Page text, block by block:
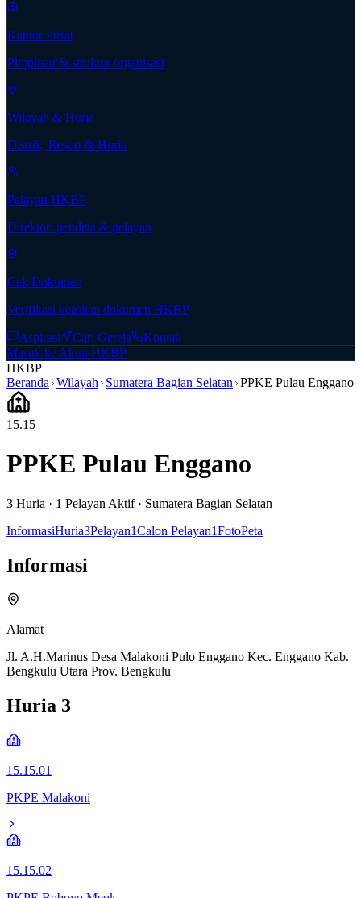
Kantor Pusat
Pimpinan & struktur organisasi
Wilayah & Huria
Distrik, Resort & Huria
Pelayan HKBP
Direktori pendeta & pelayan
Cek Dokumen
Verifikasi keaslian dokumen HKBP
Aspirasi Cari Gereja
Kontak
Masuk ke Akun HKBP
HKBP
Beranda Wilayah Sumatera Bagian Selatan PPKE Pulau Enggano
15.15
PPKE Pulau Enggano
3 Huria · 1 Pelayan Aktif· Sumatera Bagian Selatan
InformasiHuria3Pelayan1Calon Pelayan1FotoPeta
Informasi
Alamat
Jl. A.H.Marinus Desa Malakoni Pulo Enggano Kec. Enggano Kab.
Bengkulu Utara Prov. Bengkulu
Huria 3
15.15.01
PKPE Malakoni
15.15.02